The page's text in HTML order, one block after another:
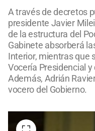
A través de decretos
presidente Javier
de la estructura del
Gabinete absorberá
Interior, mientras que
Vocería Presidencial
Además, Adrián
vocero del Gobierno.